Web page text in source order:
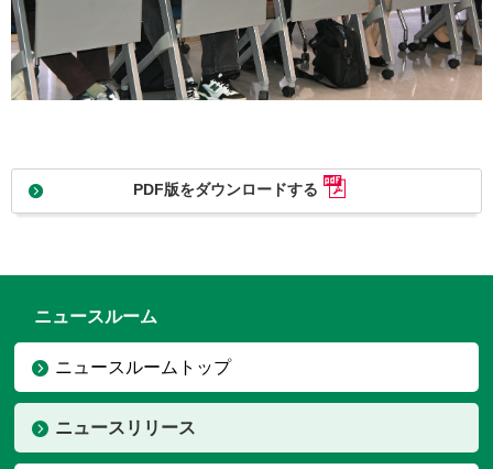
PDF版をダウンロードする
ニュースルーム
ニュースルームトップ
ニュースリリース